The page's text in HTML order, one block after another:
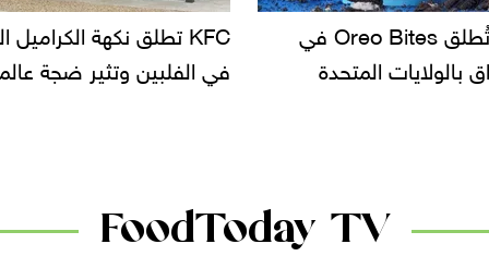
KFC تطلق نكهة الكراميل المملح
وتثير ضجة عالمية
دعوات للتحقيق في أسباب
سحب بعض ألبان الأطفال
FoodToday TV